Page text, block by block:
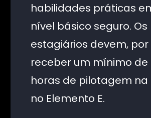
habilidades práticas
nível básico seguro. Os
estagiários devem, por
receber um mínimo de
horas de pilotagem
no Elemento E.